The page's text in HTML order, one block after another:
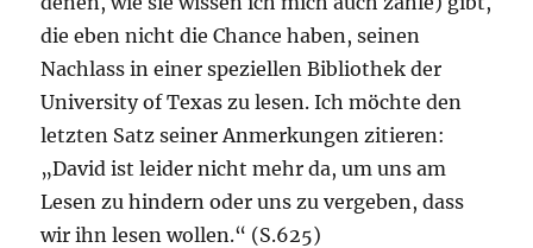
die eben nicht die Chance haben, seinen
Nachlass in einer speziellen Bibliothek der
University of Texas zu lesen. Ich möchte den
letzten Satz seiner Anmerkungen zitieren:
„David ist leider nicht mehr da, um uns am
Lesen zu hindern oder uns zu vergeben, dass
wir ihn lesen wollen.“ (S.625)